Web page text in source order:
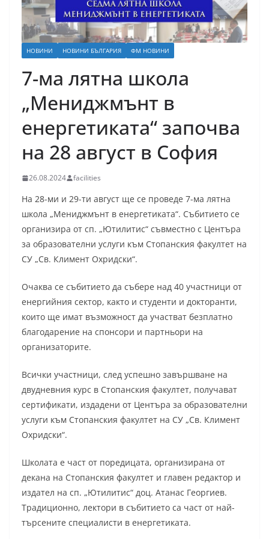
НОВИНИ НОВИНИ БЪЛГАРИЯ ФМ НОВИНИ
7-ма лятна школа
„Мениджмънт в
енергетиката“ започва
на 28 август в София
26.08.2024 facilities
На 28-ми и 29-ти август ще се проведе 7-ма лятна
школа „Мениджмънт в енергетиката“. Събитието се
организира от сп. „Ютилитис“ съвместно с Центъра
за образователни услуги към Стопанския факултет на
СУ „Св. Климент Охридски“.
Очаква се събитието да събере над 40 участници от
енергийния сектор, както и студенти и докторанти,
които ще имат възможност да участват безплатно
благодарение на спонсори и партньори на
организаторите.
Всички участници, след успешно завършване на
двудневния курс в Стопанския факултет, получават
сертификати, издадени от Центъра за образователни
услуги към Стопанския факултет на СУ „Св. Климент
Охридски“.
Школата е част от поредицата, организирана от
декана на Стопанския факултет и главен редактор и
издател на сп. „Ютилитис“ доц. Атанас Георгиев.
Традиционно, лектори в събитието са част от най-
търсените специалисти в енергетиката.